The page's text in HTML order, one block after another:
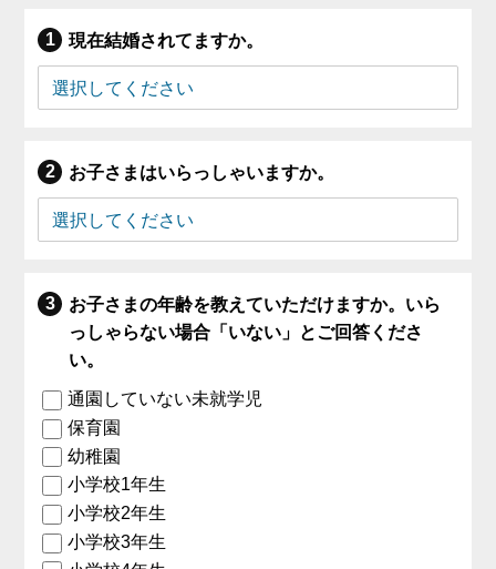
現在結婚されてますか。
お子さまはいらっしゃいますか。
お子さまの年齢を教えていただけますか。いら
っしゃらない場合「いない」とご回答くださ
い。
通園していない未就学児
保育園
幼稚園
小学校1年生
小学校2年生
小学校3年生